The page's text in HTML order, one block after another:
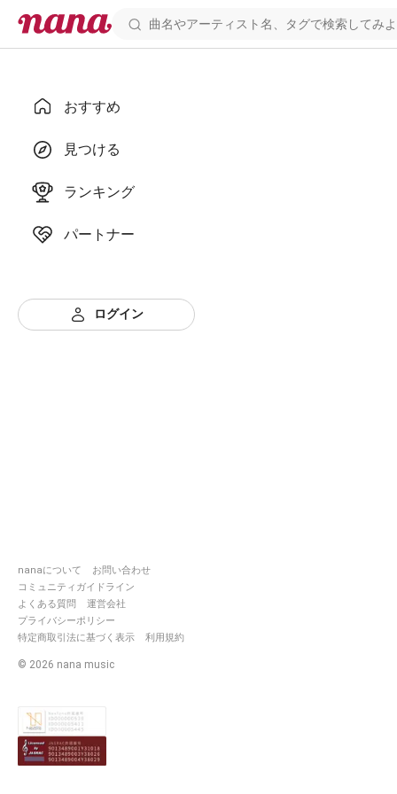
おすすめ
見つける
ランキング
パートナー
ログイン
nanaについて
お問い合わせ
コミュニティガイドライン
よくある質問
運営会社
プライバシーポリシー
特定商取引法に基づく表示
利用規約
© 2026 nana music